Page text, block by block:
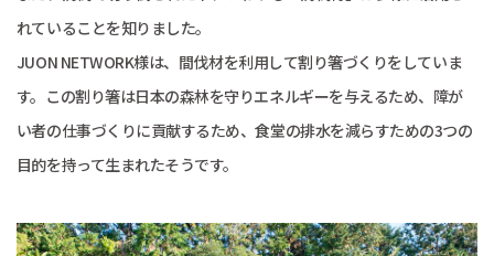
れていることを知りました。
JUON NETWORK様は、間伐材を利用して割り箸づくりをしていま
す。この割り箸は日本の森林を守りエネルギーを与えるため、障が
い者の仕事づくりに貢献するため、食堂の排水を減らすための3つの
目的を持って生まれたそうです。